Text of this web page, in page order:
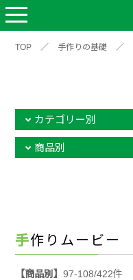
TOP ／ 手作りの基礎 ／
カテゴリー別
商品別
手作りムービー
【商品別】97-108/422件